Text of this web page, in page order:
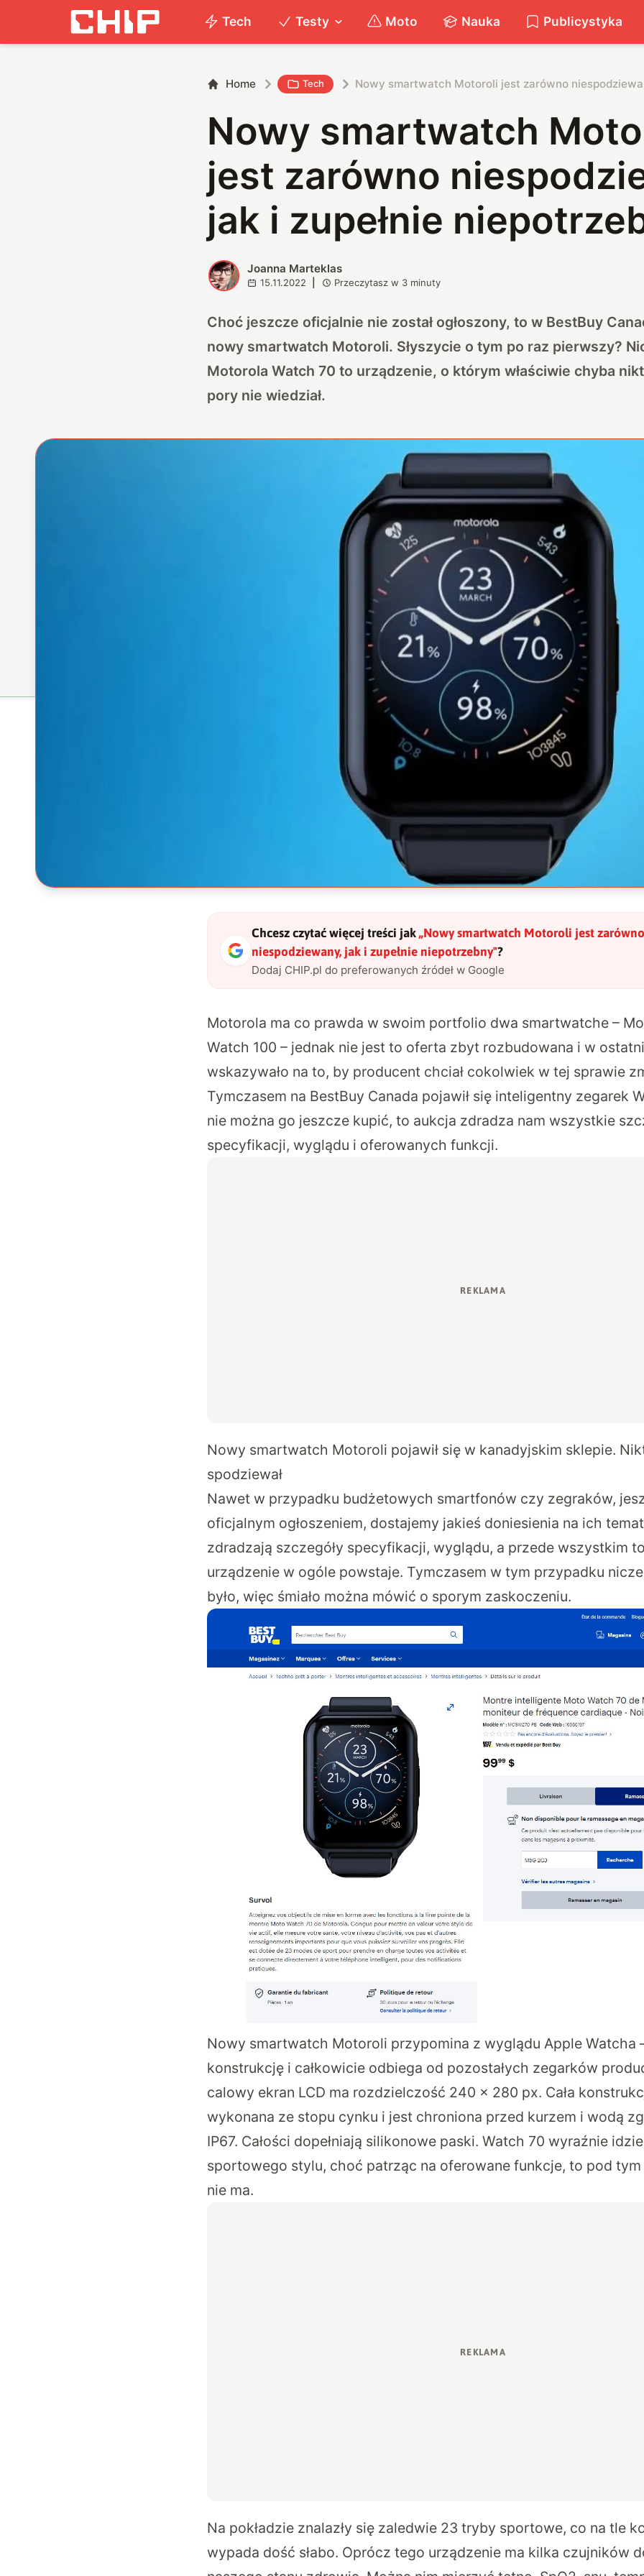
Tech Testy Moto Nauka Publicystyka
Home Tech Nowy smartwatch Motoroli jest zarówno
Nowy smartwatch
jest zarówno
jak i zupełnie
J Joanna Marteklas
15.11.2022 Przeczytasz w 3 minuty
Choć jeszcze oficjalnie nie został ogłoszony, to w BestBuy
nowy smartwatch Motoroli. Słyszycie o tym po raz pierwszy?
Motorola Watch 70 to urządzenie, o którym właściwie chyba
pory nie wiedział.
Chcesz czytać więcej treści jak „Nowy smartwatch Motoroli jest zarówno
niespodziewany, jak i zupełnie niepotrzebny"?
Dodaj CHIP.pl do preferowanych źródeł w Google
Motorola ma co prawda w swoim portfolio dwa smartwatche –
Watch 100 – jednak nie jest to oferta zbyt rozbudowana i w
wskazywało na to, by producent chciał cokolwiek w tej sprawie
Tymczasem na BestBuy Canada pojawił się inteligentny zegarek
nie można go jeszcze kupić, to aukcja zdradza nam wszystkie
specyfikacji, wyglądu i oferowanych funkcji.
Nowy smartwatch Motoroli pojawił się w kanadyjskim sklepie.
spodziewał
Nawet w przypadku budżetowych smartfonów czy zegraków,
oficjalnym ogłoszeniem, dostajemy jakieś doniesienia na ich
zdradzają szczegóły specyfikacji, wyglądu, a przede wszystkim
urządzenie w ogóle powstaje. Tymczasem w tym przypadku
było, więc śmiało można mówić o sporym zaskoczeniu.
Nowy smartwatch Motoroli przypomina z wyglądu Apple Watcha
konstrukcję i całkowicie odbiega od pozostałych zegarków
calowy ekran LCD ma rozdzielczość 240 x 280 px. Cała
wykonana ze stopu cynku i jest chroniona przed kurzem i wodą
IP67. Całości dopełniają silikonowe paski. Watch 70 wyraźnie
sportowego stylu, choć patrząc na oferowane funkcje, to pod tym
nie ma.
Na pokładzie znalazły się zaledwie 23 tryby sportowe, co na tle
wypada dość słabo. Oprócz tego urządzenie ma kilka czujników